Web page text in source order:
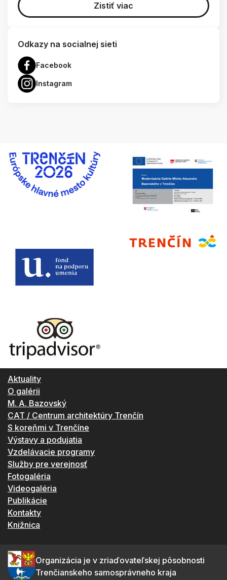
Zistiť viac
Odkazy na socialnej sieti
Facebook
Instagram
Aktuality
O galérii
M. A. Bazovský
CAT / Centrum architektúry Trenčín
S koreňmi v Trenčíne
Výstavy a podujatia
Vzdelávacie programy
Služby pre verejnosť
Fotogaléria
Videogaléria
Publikácie
Kontakty
Knižnica
Organizácia je v zriaďovateľskej pôsobnosti
Trenčianskeho samosprávneho kraja